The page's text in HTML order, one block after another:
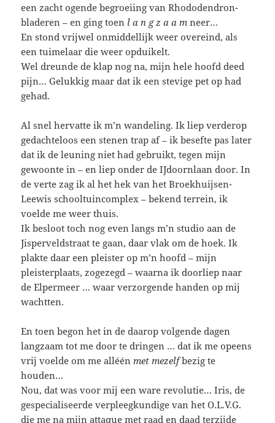
een zacht ogende begroeiing van Rhododendron-
bladeren – en ging toen l a n g z a a m neer…
En stond vrijwel onmiddellijk weer overeind, als
een tuimelaar die weer opduikelt.
Wel dreunde de klap nog na, mijn hele hoofd deed
pijn… Gelukkig maar dat ik een stevige pet op had
gehad.
Al snel hervatte ik m’n wandeling. Ik liep verderop
gedachteloos een stenen trap af – ik besefte pas later
dat ik de leuning niet had gebruikt, tegen mijn
gewoonte in – en liep onder de IJdoornlaan door. In
de verte zag ik al het hek van het Broekhuijsen-
Leewis schooltuincomplex – bekend terrein, ik
voelde me weer thuis.
Ik besloot toch nog even langs m’n studio aan de
Jisperveldstraat te gaan, daar vlak om de hoek. Ik
plakte daar een pleister op m’n hoofd – mijn
pleisterplaats, zogezegd – waarna ik doorliep naar
de Elpermeer … waar verzorgende handen op mij
wachtten.
En toen begon het in de daarop volgende dagen
langzaam tot me door te dringen … dat ik me opeens
vrij voelde om me alléén met mezelfbezig te
houden…
Nou, dat was voor mij een ware revolutie… Iris, de
gespecialiseerde verpleegkundige van het O.L.V.G.
die me na mijn attaque met raad en daad terzijde